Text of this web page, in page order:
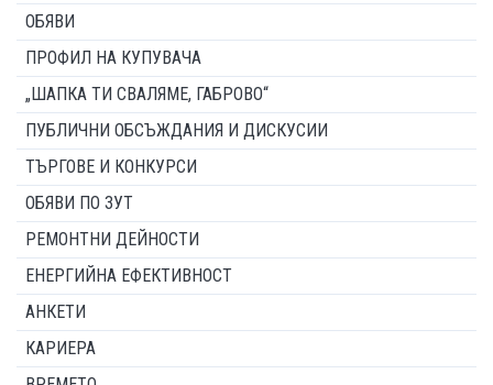
ОБЯВИ
ПРОФИЛ НА КУПУВАЧА
„ШАПКА ТИ СВАЛЯМЕ, ГАБРОВО“
ПУБЛИЧНИ ОБСЪЖДАНИЯ И ДИСКУСИИ
ТЪРГОВЕ И КОНКУРСИ
ОБЯВИ ПО ЗУТ
РЕМОНТНИ ДЕЙНОСТИ
ЕНЕРГИЙНА ЕФЕКТИВНОСТ
АНКЕТИ
КАРИЕРА